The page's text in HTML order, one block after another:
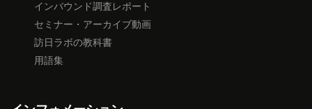
インバウンド調査レポート
セミナー・アーカイブ動画
訪日ラボの教科書
用語集